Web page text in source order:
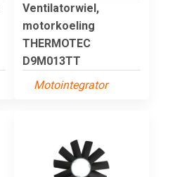
Ventilatorwiel,
motorkoeling
THERMOTEC
D9M013TT
Motointegrator